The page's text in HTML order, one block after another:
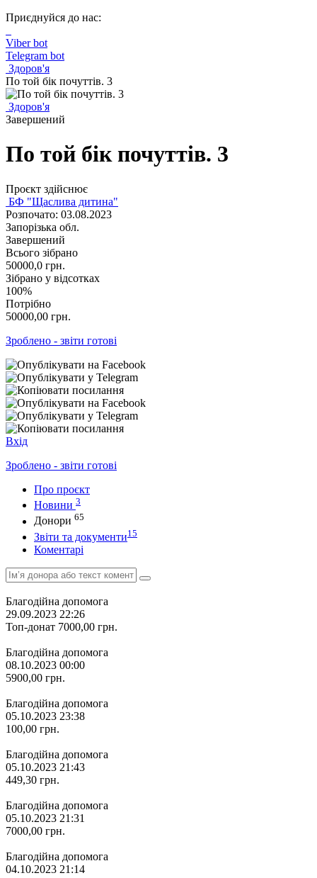
Приєднуйся до нас:
Viber bot
Telegram bot
Здоров'я
По той бік почуттів. 3
Здоров'я
Завершений
По той бік почуттів. 3
Проєкт здійснює
БФ "Щаслива дитина"
Розпочато: 03.08.2023
Запорізька обл.
Завершений
Всього зібрано
50000,0 грн.
Зібрано у відсотках
100%
Потрібно
50000,00 грн.
Зроблено - звіти готові
Вхід
Зроблено - звіти готові
Про проєкт
Новини 3
Донори 65
Звіти та документи15
Коментарі
Благодійна допомога
29.09.2023 22:26
Топ-донат 7000,00 грн.
Благодійна допомога
08.10.2023 00:00
5900,00 грн.
Благодійна допомога
05.10.2023 23:38
100,00 грн.
Благодійна допомога
05.10.2023 21:43
449,30 грн.
Благодійна допомога
05.10.2023 21:31
7000,00 грн.
Благодійна допомога
04.10.2023 21:14